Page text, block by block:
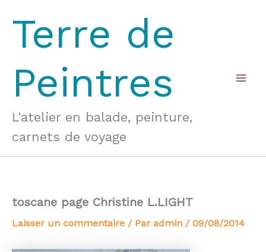
contenu
Terre de
Peintres
L'atelier en balade, peinture,
carnets de voyage
toscane page Christine L.LIGHT
Laisser un commentaire / Par admin / 09/08/2014